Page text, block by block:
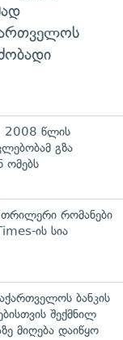
2008 წლის
გზა
ომებს
თრილერი რომანები
ის სია
ბანკის
შექმნილ
მიღება დაიწყო